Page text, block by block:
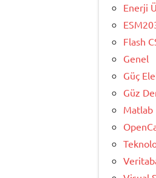
Enerji
Flash
Genel
Güç
Güz
Matlab